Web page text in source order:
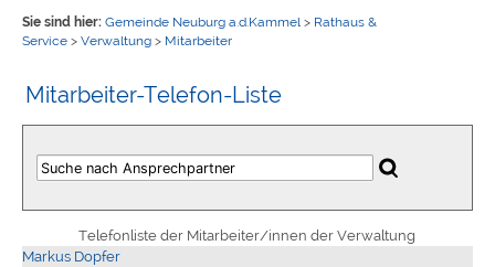
Sie sind hier: Gemeinde Neuburg a.d.Kammel > Rathaus &
Service> Verwaltung> Mitarbeiter
Mitarbeiter-Telefon-Liste
Telefonliste der Mitarbeiter/innen der Verwaltung
Markus Dopfer